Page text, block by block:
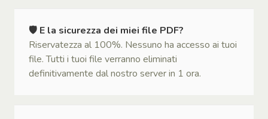
🛡 E la sicurezza dei miei file PDF?
Riservatezza al 100%. Nessuno ha accesso ai tuoi
file. Tutti i tuoi file verranno eliminati
definitivamente dal nostro server in 1 ora.